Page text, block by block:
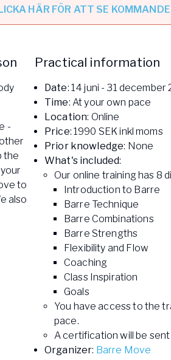
HÄR FÖR ATT SE
-
the
to
also
Practical information
Date: 14 juni - 31 december
Time: At your own pace
Location: Online
Price: 1990 SEK inkl moms
Prior knowledge: None
What's included:
Our online training has 8
Introduction to Barre
Barre Technique
Barre Combinations
Barre Strengths
Flexibility and Flow
Coaching
Class Inspiration
Goals
You have access to the
pace.
A certification will be
Organizer: Barre Move